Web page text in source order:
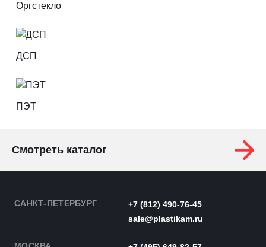
Оргстекло
ДСП
ПЭТ
Смотреть каталог
САНКТ-ПЕТЕРБУРГ
+7 (812) 490-76-45
sale@plastikam.ru